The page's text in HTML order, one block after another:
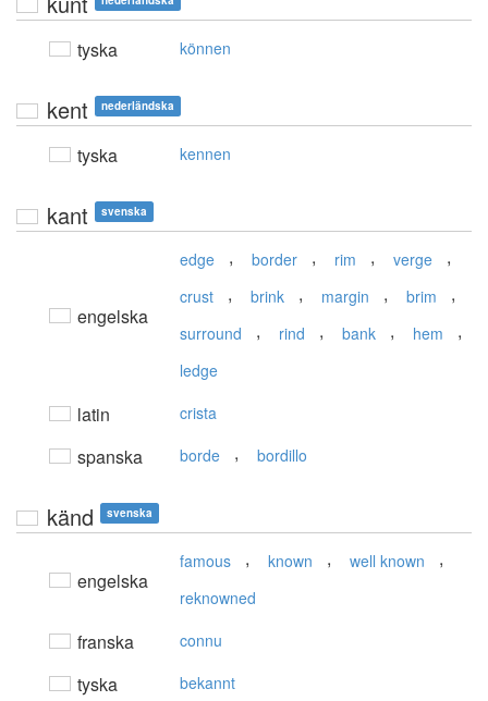
tyska können
kent nederländska
tyska kennen
kant svenska
engelska
edge , border , rim , verge ,
crust , brink , margin , brim ,
surround , rind , bank , hem ,
ledge
latin crista
spanska borde , bordillo
känd svenska
engelska
famous , known , well known ,
reknowned
franska connu
tyska bekannt